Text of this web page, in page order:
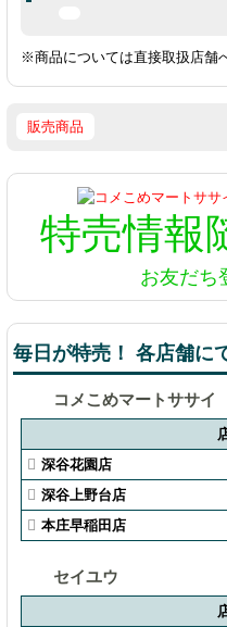
※商品については直接取扱店舗
販売商品
特売情報
お友だち
毎日が特売！ 各店舗に
コメこめマートササイ
深谷花園店
深谷上野台店
本庄早稲田店
セイユウ